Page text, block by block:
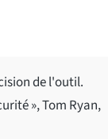
de l'outil.
», Tom Ryan,